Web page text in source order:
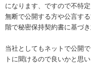
になります、ですので不特
無断で公開する方や公言す
階で秘密保持契約書に基づ
当社としてもネットで公開
トに聞けるので良いかと思い